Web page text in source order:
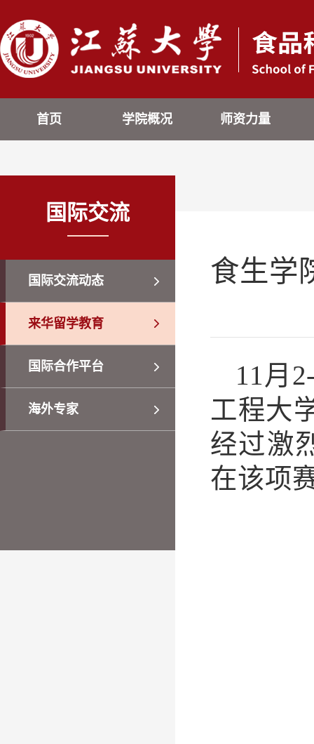
首页 学院概况 师资力量
国际交流
国际交流动态
来华留学教育
国际合作平台
海外专家
食生学
11月
工程大
经过激
在该项